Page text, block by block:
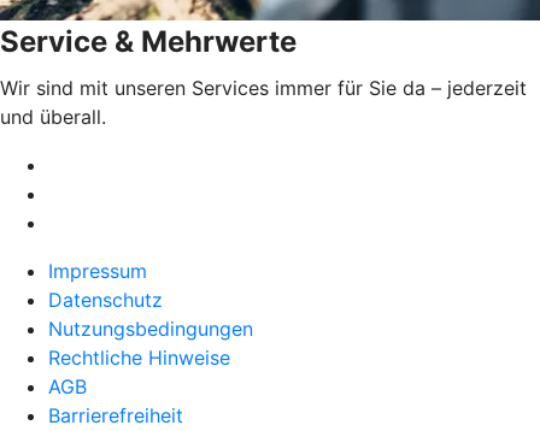
Service & Mehrwerte
Wir sind mit unseren Services immer für Sie da – jederzeit
und überall.
Impressum
Datenschutz
Nutzungsbedingungen
Rechtliche Hinweise
AGB
Barrierefreiheit